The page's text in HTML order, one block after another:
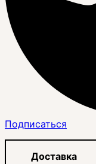
Подписаться
Доставка